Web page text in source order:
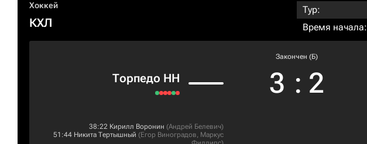
Хоккей
КХЛ
Тур:
Время начала:
Торпедо НН
Закончен (Б)
3 : 2
38:22 Кирилл Воронин (Андрей Белевич)
51:44 Никита Тертышный (Егор Виноградов, Маркус